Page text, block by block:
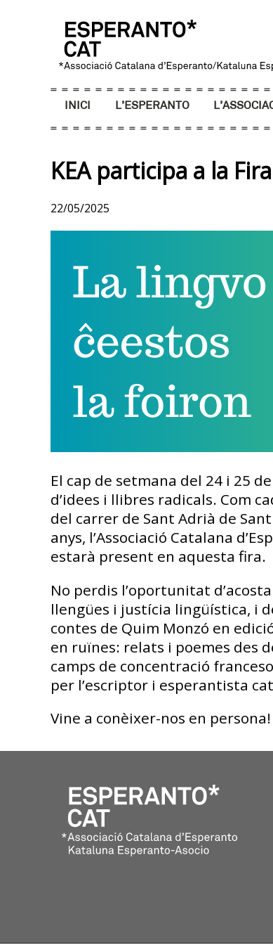
INICI L’ESPERANTO
KEA participa a la
22/05/2025
El cap de setmana del 24 i 25
d’idees i llibres radicals. Com
del carrer de Sant Adrià de
anys, l’Associació Catalana
estarà present en aquesta fira.
No perdis l’oportunitat
llengües i justícia lingüística, i
contes de Quim Monzó en
en ruïnes: relats i poemes des
camps de concentració
per l’escriptor i esperantista
Vine a conèixer-nos en